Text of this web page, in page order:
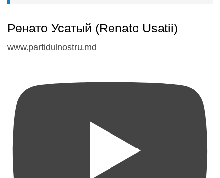
Ренато Усатый (Renato Usatii)
www.partidulnostru.md